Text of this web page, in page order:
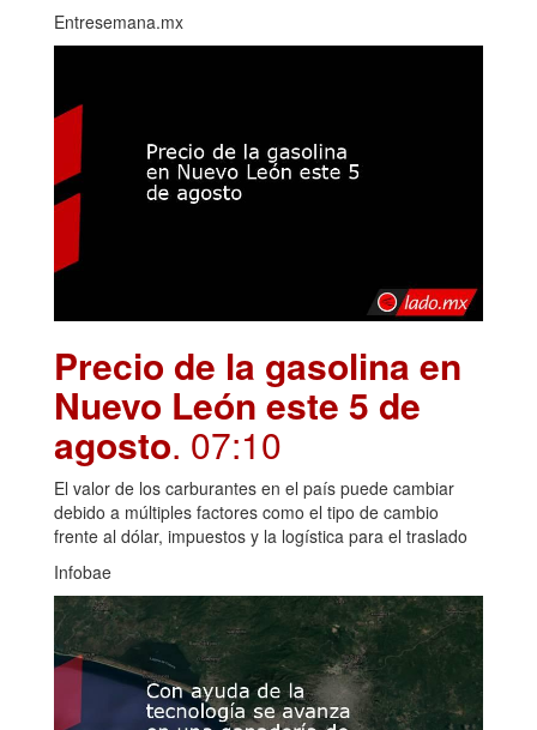
Entresemana.mx
Precio de la gasolina en
Nuevo León este 5 de
agosto. 07:10
El valor de los carburantes en el país puede cambiar
debido a múltiples factores como el tipo de cambio
frente al dólar, impuestos y la logística para el traslado
Infobae